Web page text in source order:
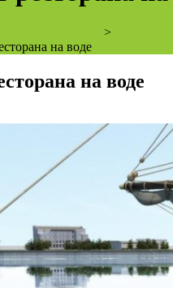
>
на воде
на воде